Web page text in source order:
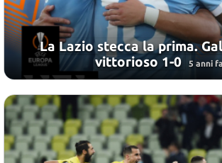
La Lazio stecca la prima.
vittorioso 1-0
5 anni